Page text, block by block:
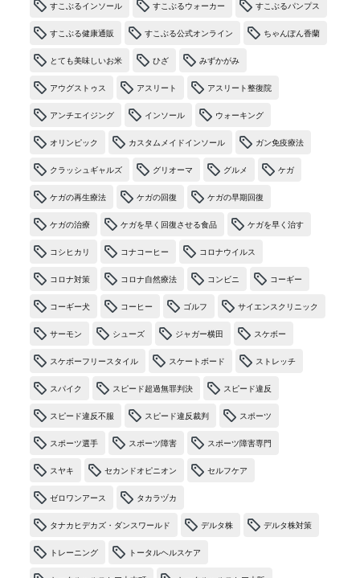
すこぶるインソール すこぶるウォーカー すこぶるパンプス
すこぶる健康通販 すこぶる公式オンライン ちゃんぽん香蘭
とても美味しいお米 ひざ みずかがみ
アウグストゥス アスリート アスリート整復院
アンチエイジング インソール ウォーキング
オリンピック カスタムメイドインソール ガン免疫療法
クラッシュギャルズ グリオーマ グルメ ケガ
ケガの再生療法 ケガの回復 ケガの早期回復
ケガの治療 ケガを早く回復させる食品 ケガを早く治す
コシヒカリ コナコーヒー コロナウイルス
コロナ対策 コロナ自然療法 コンビニ コーギー
コーギー犬 コーヒー ゴルフ サイエンスクリニック
サーモン シューズ ジャガー横田 スケボー
スケボーフリースタイル スケートボード ストレッチ
スパイク スピード超過無罪判決 スピード違反
スピード違反不服 スピード違反裁判 スポーツ
スポーツ選手 スポーツ障害 スポーツ障害専門
スヤキ セカンドオピニオン セルフケア
ゼロワンアース タカラヅカ
タナカヒデカズ・ダンスワールド デルタ株 デルタ株対策
トレーニング トータルヘルスケア